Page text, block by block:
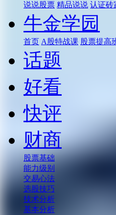
说说股票 精品说说 认证砖
牛金学园
首页 A股特战课 股票提高
话题
好看
快评
财商
股票基础
能力级别
交易心法
选股技巧
技术分析
基本分析